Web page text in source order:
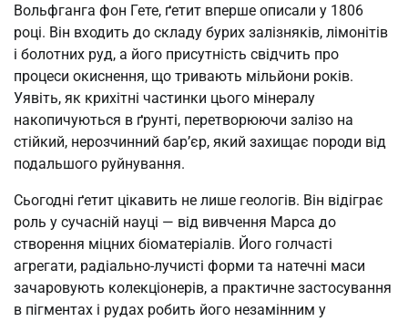
Вольфганга фон Гете, ґетит вперше описали у 1806
році. Він входить до складу бурих залізняків, лімонітів
і болотних руд, а його присутність свідчить про
процеси окиснення, що тривають мільйони років.
Уявіть, як крихітні частинки цього мінералу
накопичуються в ґрунті, перетворюючи залізо на
стійкий, нерозчинний бар’єр, який захищає породи від
подальшого руйнування.
Сьогодні ґетит цікавить не лише геологів. Він відіграє
роль у сучасній науці — від вивчення Марса до
створення міцних біоматеріалів. Його голчасті
агрегати, радіально-лучисті форми та натечні маси
зачаровують колекціонерів, а практичне застосування
в пігментах і рудах робить його незамінним у